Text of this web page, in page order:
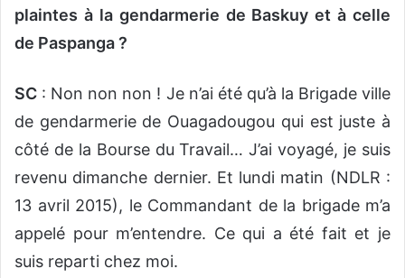
plaintes à la gendarmerie de Baskuy et à celle
de Paspanga ?
SC : Non non non ! Je n’ai été qu’à la Brigade ville
de gendarmerie de Ouagadougou qui est juste à
côté de la Bourse du Travail… J’ai voyagé, je suis
revenu dimanche dernier. Et lundi matin (NDLR :
13 avril 2015), le Commandant de la brigade m’a
appelé pour m’entendre. Ce qui a été fait et je
suis reparti chez moi.